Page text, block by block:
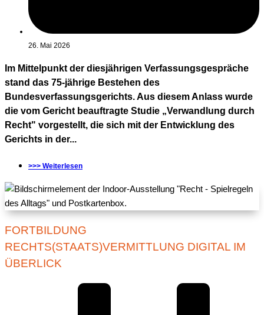
26. Mai 2026
Im Mittelpunkt der diesjährigen Verfassungsgespräche
stand das 75-jährige Bestehen des
Bundesverfassungsgerichts. Aus diesem Anlass wurde
die vom Gericht beauftragte Studie „Verwandlung durch
Recht" vorgestellt, die sich mit der Entwicklung des
Gerichts in der...
>>> Weiterlesen
FORTBILDUNG
RECHTS(STAATS)VERMITTLUNG DIGITAL IM
ÜBERLICK